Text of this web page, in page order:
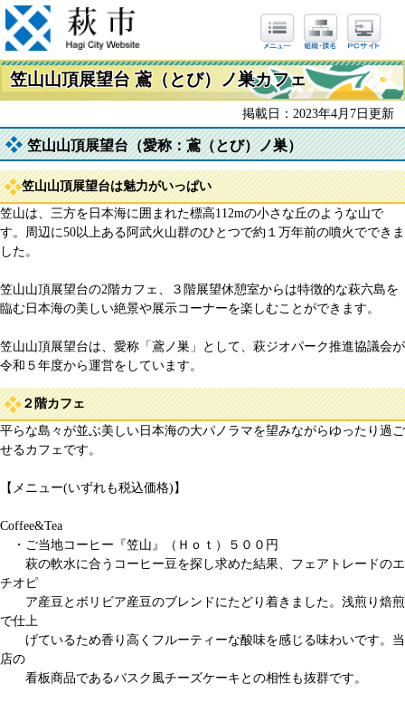
笠山山頂展望台 鳶（とび）ノ巣カフェ
掲載日：2023年4月7日更新
笠山山頂展望台（愛称：鳶（とび）ノ巣）
笠山山頂展望台は魅力がいっぱい
笠山は、三方を日本海に囲まれた標高112mの小さな丘のような山で
す。周辺に50以上ある阿武火山群のひとつで約１万年前の噴火でできま
した。
笠山山頂展望台の2階カフェ、３階展望休憩室からは特徴的な萩六島を
臨む日本海の美しい絶景や展示コーナーを楽しむことができます。
笠山山頂展望台は、愛称「鳶ノ巣」として、萩ジオパーク推進協議会が
令和５年度から運営をしています。
２階カフェ
平らな島々が並ぶ美しい日本海の大パノラマを望みながらゆったり過ご
せるカフェです。
【メニュー(いずれも税込価格)】
Coffee&Tea
・ご当地コーヒー『笠山』（Ｈｏｔ）５００円
萩の軟水に合うコーヒー豆を探し求めた結果、フェアトレードのエ
チオピ
ア産豆とボリビア産豆のブレンドにたどり着きました。浅煎り焙煎
で仕上
げているため香り高くフルーティーな酸味を感じる味わいです。当
店の
看板商品であるバスク風チーズケーキとの相性も抜群です。